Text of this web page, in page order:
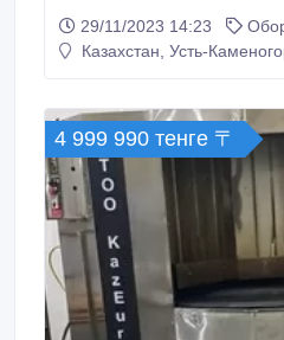
габарита, СДМЗ, СДСЗ.
29/11/2023 14:23
Казахстан, Усть-
4 999 990 тенге 〒